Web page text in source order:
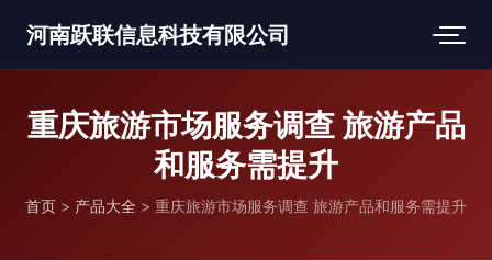
河南跃联信息科技有限公司
重庆旅游市场服务调查 旅游产品
和服务需提升
首页 > 产品大全 > 重庆旅游市场服务调查 旅游产品和服务需提升